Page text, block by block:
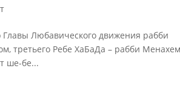
Главы Любавического движения рабби
третьего Ребе ХаБаДа – рабби
ше-бе...